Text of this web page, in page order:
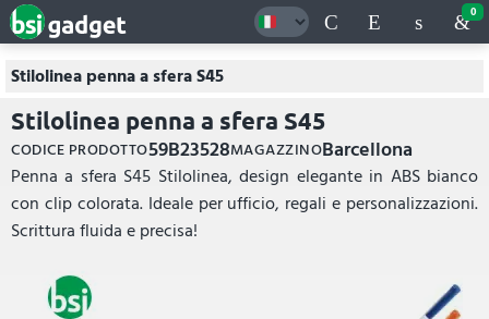
0
Stilolinea penna a sfera S45
Stilolinea penna a sfera S45
CODICE PRODOTTO59B23528MAGAZZINOBarcellona
Penna a sfera S45 Stilolinea, design elegante in ABS bianco
con clip colorata. Ideale per ufficio, regali e personalizzazioni.
Scrittura fluida e precisa!